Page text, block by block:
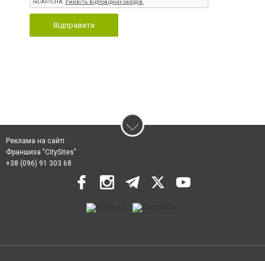
Відправити
Реклама на сайті
Франшиза "CitySites"
+38 (096) 91 303 68